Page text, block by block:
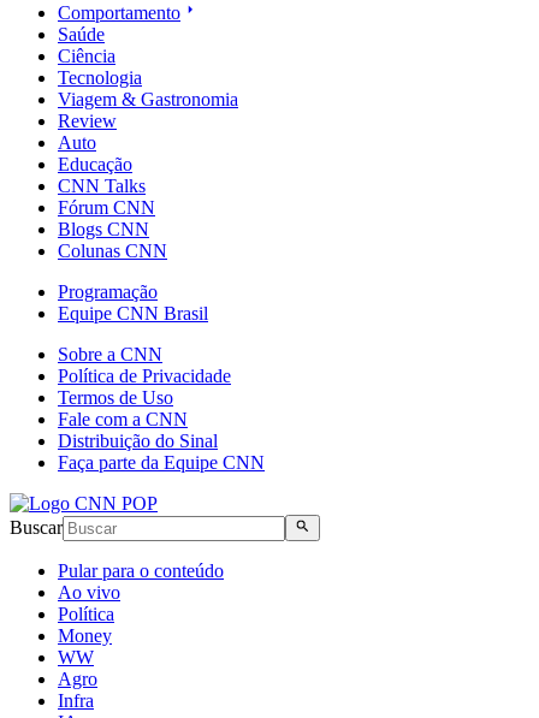
Comportamento
Saúde
Ciência
Tecnologia
Viagem & Gastronomia
Review
Auto
Educação
CNN Talks
Fórum CNN
Blogs CNN
Colunas CNN
Programação
Equipe CNN Brasil
Sobre a CNN
Política de Privacidade
Termos de Uso
Fale com a CNN
Distribuição do Sinal
Faça parte da Equipe CNN
Buscar
Pular para o conteúdo
Ao vivo
Política
Money
WW
Agro
Infra